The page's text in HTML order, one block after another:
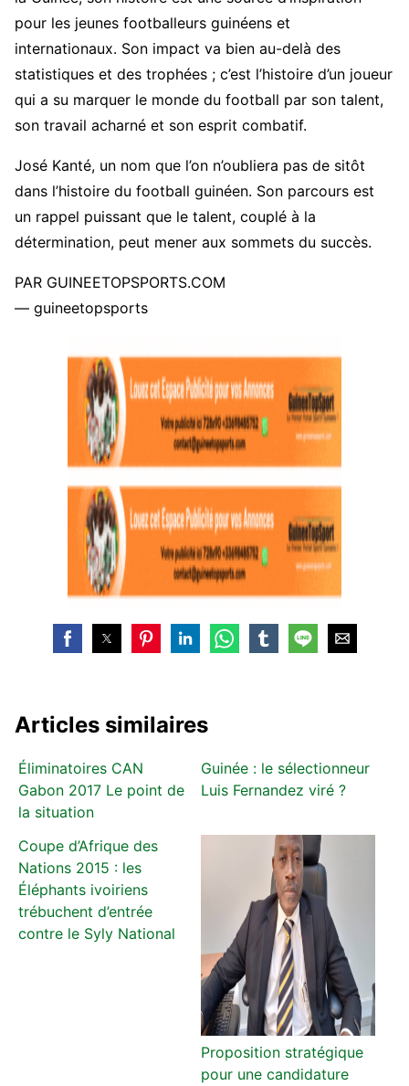
pour les jeunes footballeurs guinéens et
internationaux. Son impact va bien au-delà des
statistiques et des trophées ; c’est l’histoire d’un joueur
qui a su marquer le monde du football par son talent,
son travail acharné et son esprit combatif.
José Kanté, un nom que l’on n’oubliera pas de sitôt
dans l’histoire du football guinéen. Son parcours est
un rappel puissant que le talent, couplé à la
détermination, peut mener aux sommets du succès.
PAR GUINEETOPSPORTS.COM
— guineetopsports
Articles similaires
Éliminatoires CAN
Gabon 2017 Le point de
la situation
Guinée : le sélectionneur
Luis Fernandez viré ?
Coupe d’Afrique des
Nations 2015 : les
Éléphants ivoiriens
trébuchent d’entrée
contre le Syly National
Proposition stratégique
pour une candidature